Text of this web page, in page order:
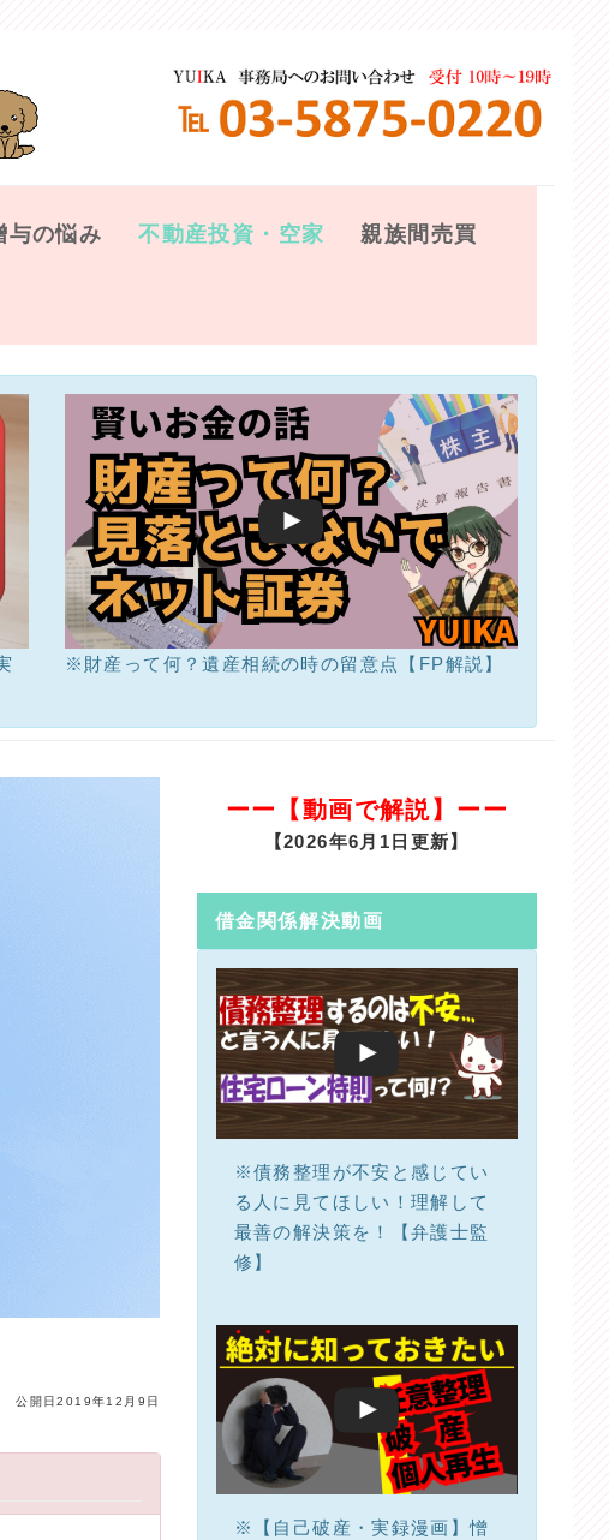
与の悩み 不動産投資・空家 親族間売買
※財産って何？遺産相続の時の留意点【FP解説】
公開日2019年12月9日
ーー【動画で解説】ーー
【2026年6月1日更新】
借金関係解決動画
※債務整理が不安と感じてい
る人に見てほしい！理解して
最善の解決策を！【弁護士監
修】
※【自己破産・実録漫画】憎